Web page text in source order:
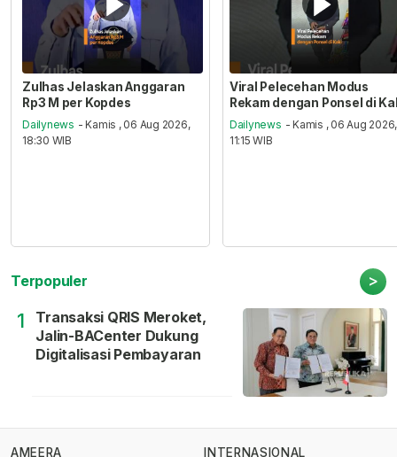
Zulhas Jelaskan Anggaran
Rp3 M per Kopdes
Dailynews - Kamis , 06 Aug 2026,
18:30 WIB
Viral Pelecehan Modus
Rekam dengan Ponsel di
Dailynews - Kamis , 06 Aug 2026,
11:15 WIB
Terpopuler >
1
Transaksi QRIS Meroket,
Jalin-BACenter Dukung
Digitalisasi Pembayaran
AMEERA INTERNASIONAL